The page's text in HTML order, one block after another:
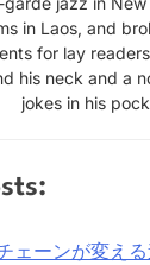
in Laos, and
for lay
his neck and a
jokes in his
ェーンが変え